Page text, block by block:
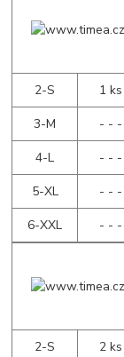
2-S
1 ks
3-M
- - -
4-L
- - -
5-XL
- - -
6-XXL
- - -
2-S
2 ks